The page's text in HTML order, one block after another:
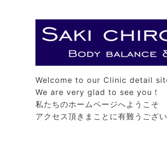
Welcome to our Clinic detail
We are very glad to see you！
私たちのホームページへようこそ
アクセス頂きまことに有難うござ